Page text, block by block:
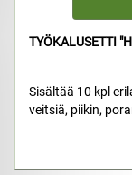
TYÖKALUSETTI
Sisältää 10 kpl
veitsiä, piikin,